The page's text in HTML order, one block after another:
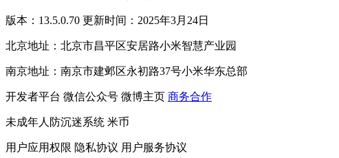
版本：13.5.0.70 更新时间：2025年3月24日
北京地址：北京市昌平区安居路小米智慧产业园
南京地址：南京市建邺区永初路37号小米华东总部
开发者平台 微信公众号 微博主页 商务合作
未成年人防沉迷系统 米币
用户应用权限 隐私协议 用户服务协议